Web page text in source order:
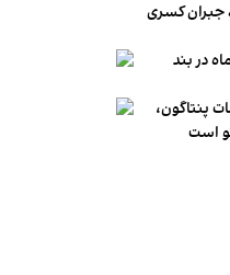
جبران کسری
در بند
پنتاگون،
است